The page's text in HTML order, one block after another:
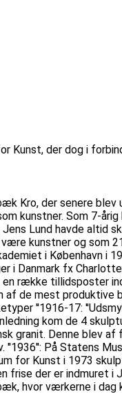
Kunst, der dog i
Kro, der senere
kunstner. Som 7-
Lund havde
kunstner og som
i København
i Danmark fx
en række
de mest produktive
''1916-17:
kom de 4
granit. Denne blev
På Statens
for Kunst i 1973
der er indmuret
hvor værkerne i dag